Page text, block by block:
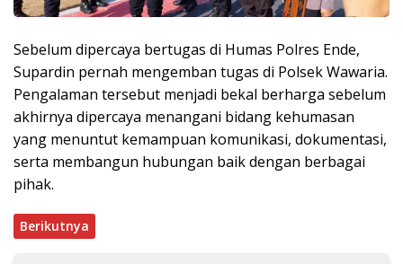
Sebelum dipercaya bertugas di Humas Polres Ende,
Supardin pernah mengemban tugas di Polsek Wawaria.
Pengalaman tersebut menjadi bekal berharga sebelum
akhirnya dipercaya menangani bidang kehumasan
yang menuntut kemampuan komunikasi, dokumentasi,
serta membangun hubungan baik dengan berbagai
pihak.
Berikutnya